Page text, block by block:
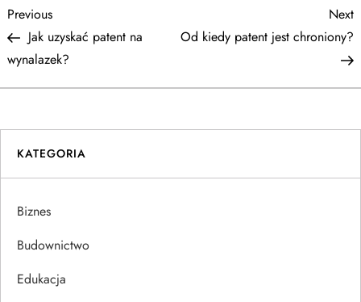
N
a
w
i
g
a
c
Previous
Post
Previous
Jak uzyskać patent na
wynalazek?
Next
Od kiedy patent jest chroniony?
KATEGORIA
Biznes
Budownictwo
Edukacja